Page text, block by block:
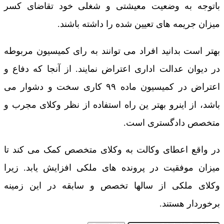
باتوجه به وضعیت معیشتی و شغلی خود تقاضای کسر
‏میزان جریمه های تعیین شده را داشته باشند.
بهتر است بدانید افراد می توانند به رای کمیسیون ‏مربوطه
در دیوان عدالت اداری اعتراض نمایند. از آنجا که دفاع و
اعتراض در کمیسیون ماده ۹۹ کاری سخت و دشوار می
باشد، از اینرو بهتر ین راه استفاده از نظر وکلای مجرب و
متخصص دادگستری است.
در واقع اعطای وکالت به وکلای متخصص کمک می کند تا
میزان موفقیت در پرونده های ملکی افزایش یابد. زیرا
وکلای ملکی از سالها تخصص و ‏سابقه در این زمینه
برخوردار هستند.